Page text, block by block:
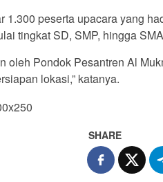
1.300 peserta upacara yang
tingkat SD, SMP, hingga
oleh Pondok Pesantren Al
lokasi,” katanya.
SHARE